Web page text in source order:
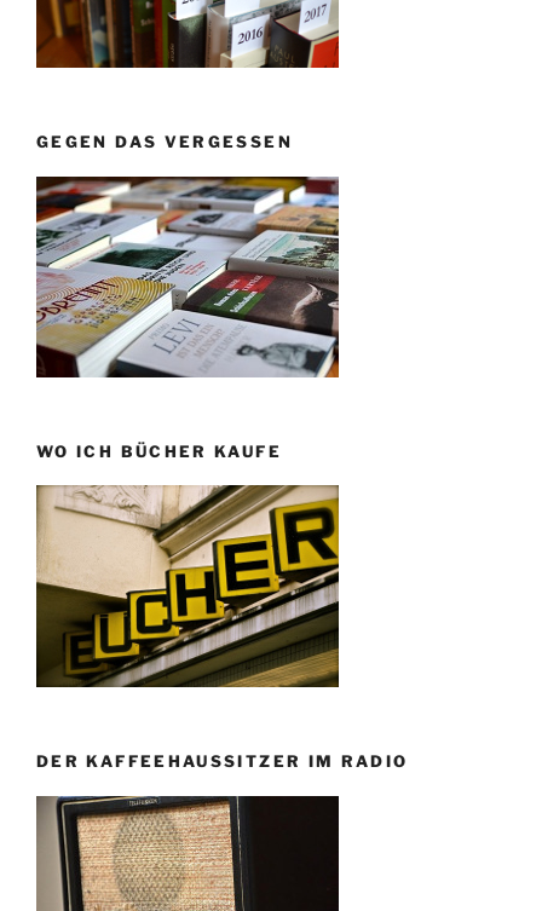
GEGEN DAS VERGESSEN
WO ICH BÜCHER KAUFE
DER KAFFEEHAUSSITZER IM RADIO